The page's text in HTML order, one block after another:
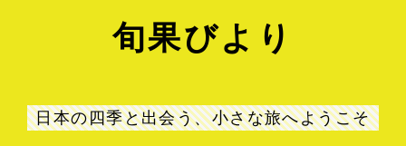
旬果びより
日本の四季と出会う、小さな旅へようこそ